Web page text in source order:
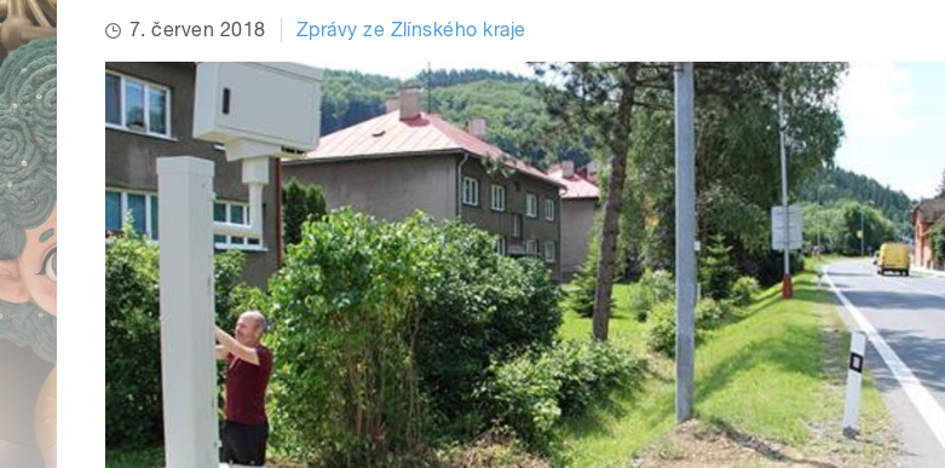
7. červen 2018 Zprávy ze Zlínského kraje